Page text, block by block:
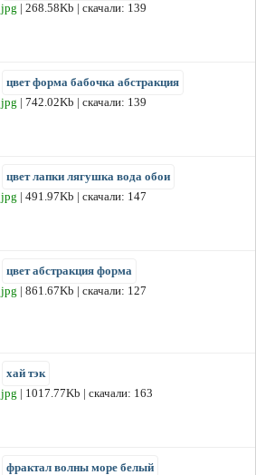
jpg | 268.58Kb | скачали: 139
цвет форма бабочка абстракция
jpg | 742.02Kb | скачали: 139
цвет лапки лягушка вода обои
jpg | 491.97Kb | скачали: 147
цвет абстракция форма
jpg | 861.67Kb | скачали: 127
хай тэк
jpg | 1017.77Kb | скачали: 163
фрактал волны море белый